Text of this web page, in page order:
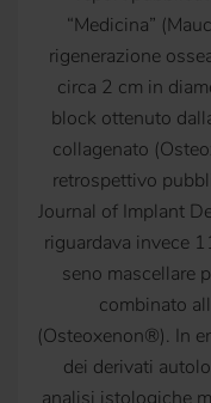
“Medicina”
rigenerazione
circa 2 cm in
block ottenuto
collagenato
retrospettivo
Journal of Implant
riguardava invece
seno mascellare
combinato
(Osteoxenon®). In
dei derivati